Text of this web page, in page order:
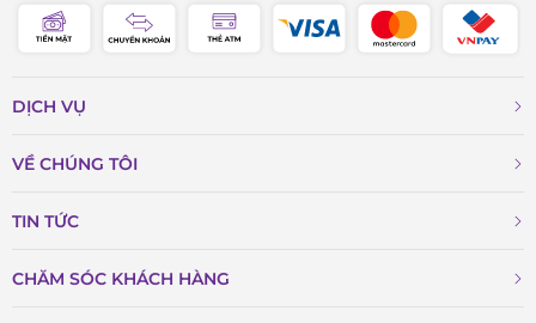
DỊCH VỤ
VỀ CHÚNG TÔI
TIN TỨC
CHĂM SÓC KHÁCH HÀNG